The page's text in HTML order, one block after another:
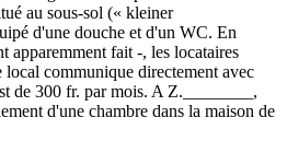
au sous-sol (« kleiner
d'une douche et d'un WC. En
apparemment fait -, les locataires
local communique directement avec
de 300 fr. par mois. A Z.________,
d'une chambre dans la maison de